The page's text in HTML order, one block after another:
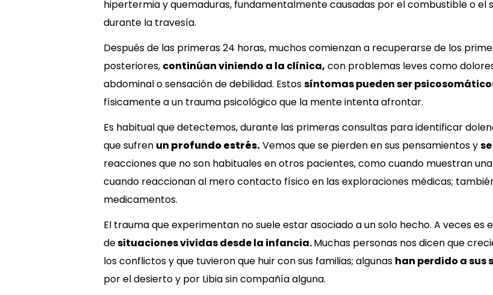
hipertermia y quemaduras, fundamentalmente causadas por el combustible o el
durante la travesía.
Después de las primeras 24 horas, muchos comienzan a recuperarse de los
posteriores, continúan viniendo a la clínica, con problemas leves como
abdominal o sensación de debilidad. Estossíntomas pueden ser
físicamente a un trauma psicológico que la mente intenta afrontar.
Es habitual que detectemos, durante las primeras consultas para identificar
que sufren un profundo estrés.Vemos que se pierden en sus pensamientos y
reacciones que no son habituales en otros pacientes, como cuando muestran
cuando reaccionan al mero contacto físico en las exploraciones médicas;
medicamentos.
El trauma que experimentan no suele estar asociado a un solo hecho. A veces es
desituaciones vividas desde la infancia.Muchas personas nos dicen que
los conflictos y que tuvieron que huir con sus familias; algunas han perdido a sus
por el desierto y por Libia sin compañía alguna.